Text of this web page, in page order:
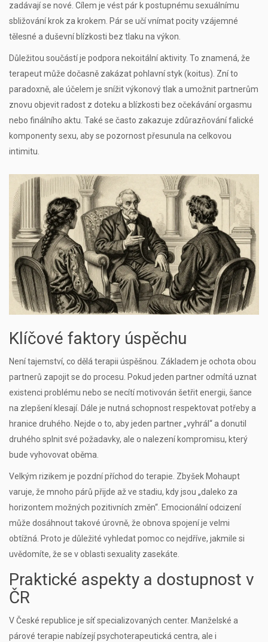
zadávají se nové. Cílem je vést pár k postupnému sexuálnímu
sbližování krok za krokem. Pár se učí vnímat pocity vzájemné
tělesné a duševní blízkosti bez tlaku na výkon.
Důležitou součástí je podpora nekoitální aktivity. To znamená, že
terapeut může dočasně zakázat pohlavní styk (koitus). Zní to
paradoxně, ale účelem je snížit výkonový tlak a umožnit partnerům
znovu objevit radost z doteku a blízkosti bez očekávání orgasmu
nebo finálního aktu. Také se často zakazuje zdůrazňování falické
komponenty sexu, aby se pozornost přesunula na celkovou
intimitu.
Klíčové faktory úspěchu
Není tajemství, co dělá terapii úspěšnou. Základem je ochota obou
partnerů zapojit se do procesu. Pokud jeden partner odmítá uznat
existenci problému nebo se necítí motivován šetřit energii, šance
na zlepšení klesají. Dále je nutná schopnost respektovat potřeby a
hranice druhého. Nejde o to, aby jeden partner „vyhrál“ a donutil
druhého splnit své požadavky, ale o nalezení kompromisu, který
bude vyhovovat oběma.
Velkým rizikem je pozdní příchod do terapie. Zbyšek Mohaupt
varuje, že mnoho párů přijde až ve stadiu, kdy jsou „daleko za
horizontem možných pozitivních změn“. Emocionální odcizení
může dosáhnout takové úrovně, že obnova spojení je velmi
obtížná. Proto je důležité vyhledat pomoc co nejdříve, jakmile si
uvědomíte, že se v oblasti sexuality zasekáte.
Praktické aspekty a dostupnost v
ČR
V České republice je síť specializovaných center. Manželské a
párové terapie nabízejí psychoterapeutická centra, ale i